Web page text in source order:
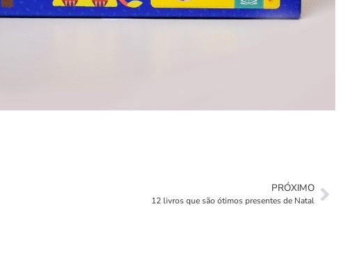
PRÓXIMO
12 livros que são ótimos presentes de Natal